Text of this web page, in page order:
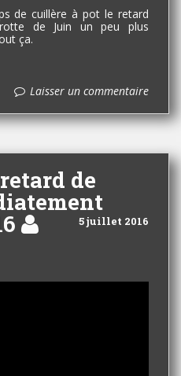
de cuillère à pot le retard
de Juin un peu plus
ça.
Laisser un commentaire
de
5 juillet 2016